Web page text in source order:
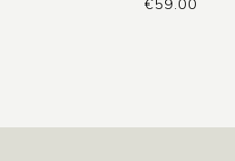
€59.00